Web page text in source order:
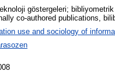
göstergeleri;
co-authored publications,
use and sociology of